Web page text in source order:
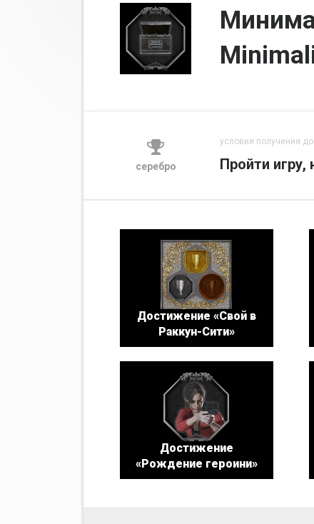
серебро
условия получения
Пройти
Достижение «Свой в
Раккун-Сити»
Достижение
«Рождение героини»